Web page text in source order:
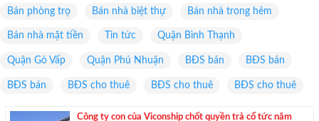
Bán phòng trọ Bán nhà biệt thự Bán nhà trong hẻm
Bán nhà mặt tiền Tin tức Quận Bình Thạnh
Quận Gò Vấp Quận Phú Nhuận BĐS bán BĐS bán
BĐS bán BĐS cho thuê BĐS cho thuê BĐS cho thuê
Công ty con của Viconship chốt quyền trả cổ tức năm